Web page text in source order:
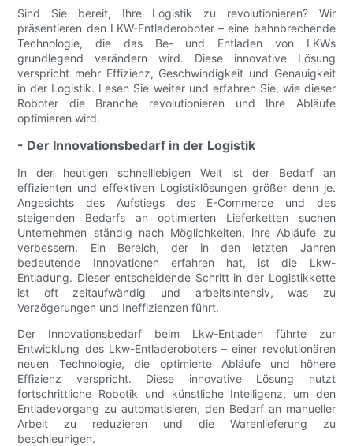
Sind Sie bereit, Ihre Logistik zu revolutionieren? Wir
präsentieren den LKW-Entladeroboter – eine bahnbrechende
Technologie, die das Be- und Entladen von LKWs
grundlegend verändern wird. Diese innovative Lösung
verspricht mehr Effizienz, Geschwindigkeit und Genauigkeit
in der Logistik. Lesen Sie weiter und erfahren Sie, wie dieser
Roboter die Branche revolutionieren und Ihre Abläufe
optimieren wird.
- Der Innovationsbedarf in der Logistik
In der heutigen schnelllebigen Welt ist der Bedarf an
effizienten und effektiven Logistiklösungen größer denn je.
Angesichts des Aufstiegs des E-Commerce und des
steigenden Bedarfs an optimierten Lieferketten suchen
Unternehmen ständig nach Möglichkeiten, ihre Abläufe zu
verbessern. Ein Bereich, der in den letzten Jahren
bedeutende Innovationen erfahren hat, ist die Lkw-
Entladung. Dieser entscheidende Schritt in der Logistikkette
ist oft zeitaufwändig und arbeitsintensiv, was zu
Verzögerungen und Ineffizienzen führt.
Der Innovationsbedarf beim Lkw-Entladen führte zur
Entwicklung des Lkw-Entladeroboters – einer revolutionären
neuen Technologie, die optimierte Abläufe und höhere
Effizienz verspricht. Diese innovative Lösung nutzt
fortschrittliche Robotik und künstliche Intelligenz, um den
Entladevorgang zu automatisieren, den Bedarf an manueller
Arbeit zu reduzieren und die Warenlieferung zu
beschleunigen.